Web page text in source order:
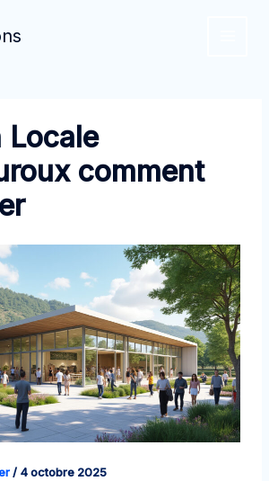
Locale
comment
/ 4 octobre 2025